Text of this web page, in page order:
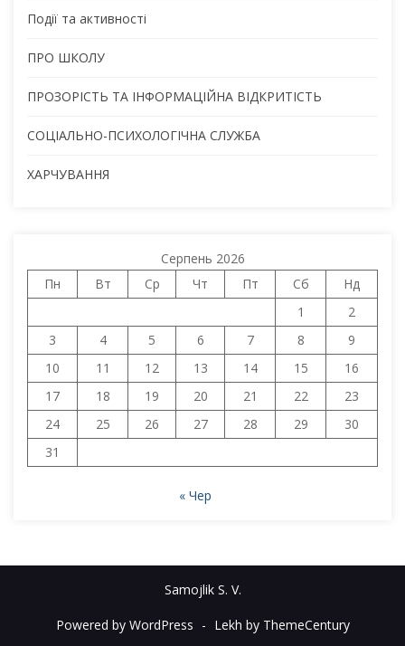
Події та активності
ПРО ШКОЛУ
ПРОЗОРІСТЬ ТА ІНФОРМАЦІЙНА ВІДКРИТІСТЬ
СОЦІАЛЬНО-ПСИХОЛОГІЧНА СЛУЖБА
ХАРЧУВАННЯ
Серпень 2026
Пн
Вт Ср Чт Пт Сб
Нд
1
2
3
4 5 6 7 8
9
10
11 12 13 14 15
16
17
18 19 20 21 22
23
24
25 26 27 28 29
30
31
« Чер
Samojlik S. V.
Powered by WordPress - Lekh by ThemeCentury